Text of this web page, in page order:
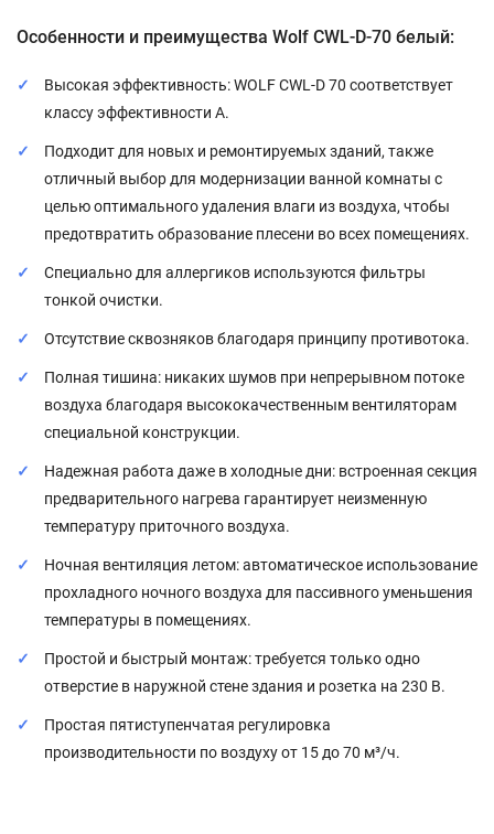
Особенности и преимущества Wolf CWL-D-70 белый:
Высокая эффективность: WOLF CWL-D 70 соответствует
классу эффективности A.
Подходит для новых и ремонтируемых зданий, также
отличный выбор для модернизации ванной комнаты с
целью оптимального удаления влаги из воздуха, чтобы
предотвратить образование плесени во всех помещениях.
Специально для аллергиков используются фильтры
тонкой очистки.
Отсутствие сквозняков благодаря принципу противотока.
Полная тишина: никаких шумов при непрерывном потоке
воздуха благодаря высококачественным вентиляторам
специальной конструкции.
Надежная работа даже в холодные дни: встроенная секция
предварительного нагрева гарантирует неизменную
температуру приточного воздуха.
Ночная вентиляция летом: автоматическое использование
прохладного ночного воздуха для пассивного уменьшения
температуры в помещениях.
Простой и быстрый монтаж: требуется только одно
отверстие в наружной стене здания и розетка на 230 В.
Простая пятиступенчатая регулировка
производительности по воздуху от 15 до 70 м³/ч.